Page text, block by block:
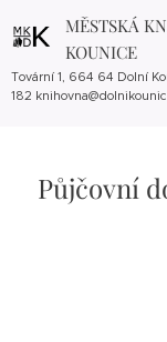
MĚSTSKÁ
KOUNICE
Tovární 1, 664 64 Dolní
182
Půjčovní